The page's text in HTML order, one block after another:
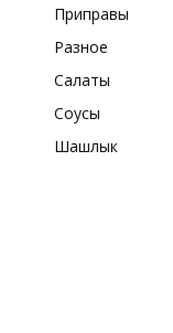
Приправы
Разное
Салаты
Соусы
Шашлык